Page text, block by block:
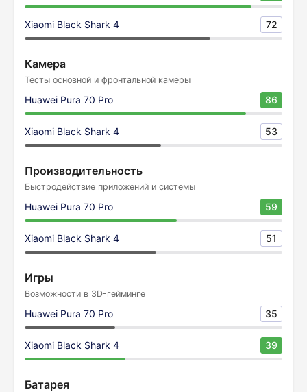
Xiaomi Black Shark 4 72
Камера
Тесты основной и фронтальной камеры
Huawei Pura 70 Pro 86
Xiaomi Black Shark 4 53
Производительность
Быстродействие приложений и системы
Huawei Pura 70 Pro 59
Xiaomi Black Shark 4 51
Игры
Возможности в 3D-гейминге
Huawei Pura 70 Pro 35
Xiaomi Black Shark 4 39
Батарея